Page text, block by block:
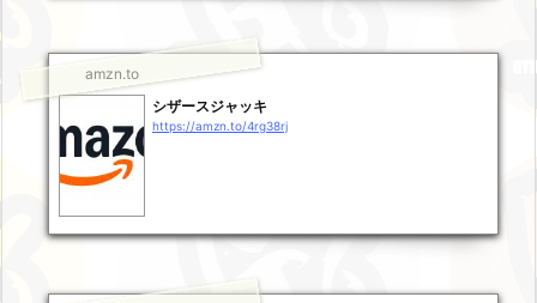
amzn.to
シザースジャッキ
https://amzn.to/4rg38rj